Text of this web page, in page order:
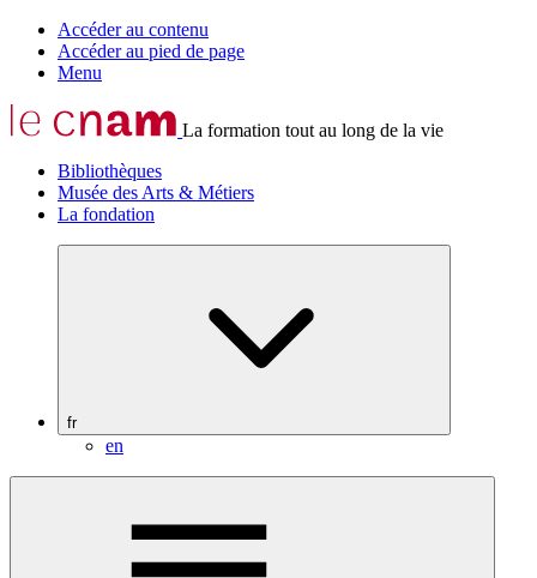
Accéder au contenu
Accéder au pied de page
Menu
La formation tout au long de la vie
Bibliothèques
Musée des Arts & Métiers
La fondation
fr
en